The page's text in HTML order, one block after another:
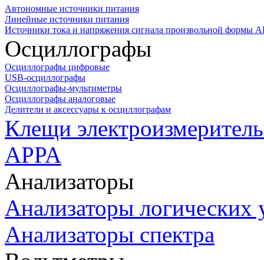
Автономные источники питания
Линейные источники питания
Источники тока и напряжения сигнала произвольной формы
Осциллографы
Осциллографы цифровые
USB-осциллографы
Осциллографы-мультиметры
Осциллографы аналоговые
Делители и аксессуары к осциллографам
Клещи
APPA
Анализаторы
Анализаторы логических
Анализаторы спектра